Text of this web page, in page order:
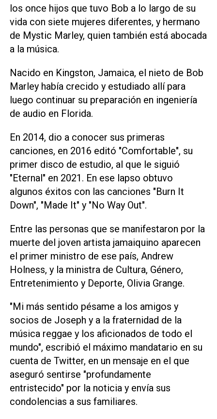
los once hijos que tuvo Bob a lo largo de su
vida con siete mujeres diferentes, y hermano
de Mystic Marley, quien también está abocada
a la música.
Nacido en Kingston, Jamaica, el nieto de Bob
Marley había crecido y estudiado allí para
luego continuar su preparación en ingeniería
de audio en Florida.
En 2014, dio a conocer sus primeras
canciones, en 2016 editó "Comfortable", su
primer disco de estudio, al que le siguió
"Eternal" en 2021. En ese lapso obtuvo
algunos éxitos con las canciones "Burn It
Down", "Made It" y "No Way Out".
Entre las personas que se manifestaron por la
muerte del joven artista jamaiquino aparecen
el primer ministro de ese país, Andrew
Holness, y la ministra de Cultura, Género,
Entretenimiento y Deporte, Olivia Grange.
"Mi más sentido pésame a los amigos y
socios de Joseph y a la fraternidad de la
música reggae y los aficionados de todo el
mundo", escribió el máximo mandatario en su
cuenta de Twitter, en un mensaje en el que
aseguró sentirse "profundamente
entristecido" por la noticia y envía sus
condolencias a sus familiares.